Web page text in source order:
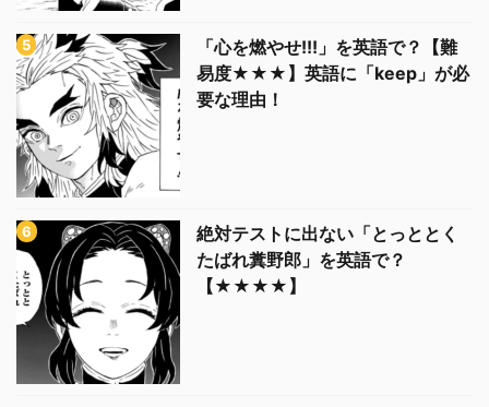
「心を燃やせ!!!」を英語で？【難
易度★★★】英語に「keep」が必
要な理由！
絶対テストに出ない「とっととく
たばれ糞野郎」を英語で？
【★★★★】